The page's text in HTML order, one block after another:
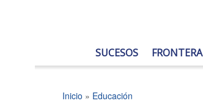
SUCESOS FRONTERA
Inicio » Educación